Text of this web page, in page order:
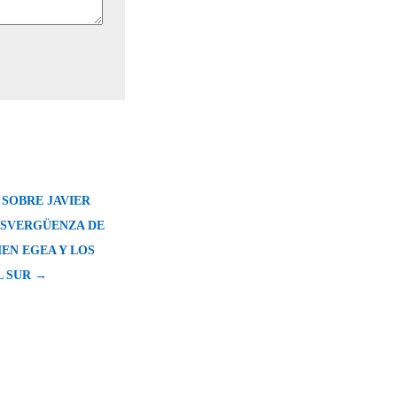
JAVIER
DE
EGEA Y LOS
SUR →